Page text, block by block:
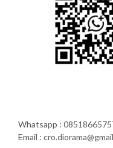
Whatsapp :
Email :